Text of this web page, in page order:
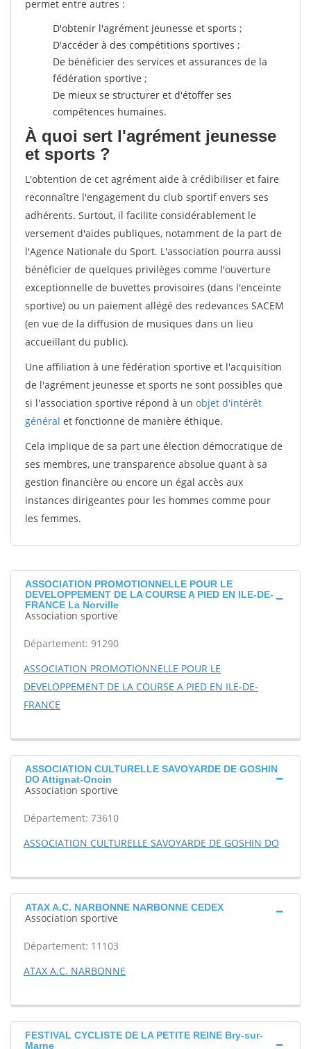
permet entre autres :
D'obtenir l'agrément jeunesse et sports ;
D'accéder à des compétitions sportives ;
De bénéficier des services et assurances de la
fédération sportive ;
De mieux se structurer et d'étoffer ses
compétences humaines.
À quoi sert l'agrément jeunesse
et sports ?
L'obtention de cet agrément aide à crédibiliser et faire
reconnaître l'engagement du club sportif envers ses
adhérents. Surtout, il facilite considérablement le
versement d'aides publiques, notamment de la part de
l'Agence Nationale du Sport. L'association pourra aussi
bénéficier de quelques privilèges comme l'ouverture
exceptionnelle de buvettes provisoires (dans l'enceinte
sportive) ou un paiement allégé des redevances SACEM
(en vue de la diffusion de musiques dans un lieu
accueillant du public).
Une affiliation à une fédération sportive et l'acquisition
de l'agrément jeunesse et sports ne sont possibles que
si l'association sportive répond à un objet d'intérêt
général et fonctionne de manière éthique.
Cela implique de sa part une élection démocratique de
ses membres, une transparence absolue quant à sa
gestion financière ou encore un égal accès aux
instances dirigeantes pour les hommes comme pour
les femmes.
ASSOCIATION PROMOTIONNELLE POUR LE
DEVELOPPEMENT DE LA COURSE A PIED EN ILE-DE-
FRANCE La Norville
Association sportive
Département: 91290
ASSOCIATION PROMOTIONNELLE POUR LE
DEVELOPPEMENT DE LA COURSE A PIED EN ILE-DE-
FRANCE
ASSOCIATION CULTURELLE SAVOYARDE DE GOSHIN
DO Attignat-Oncin
Association sportive
Département: 73610
ASSOCIATION CULTURELLE SAVOYARDE DE GOSHIN DO
ATAX A.C. NARBONNE NARBONNE CEDEX
Association sportive
Département: 11103
ATAX A.C. NARBONNE
FESTIVAL CYCLISTE DE LA PETITE REINE Bry-sur-
Marne